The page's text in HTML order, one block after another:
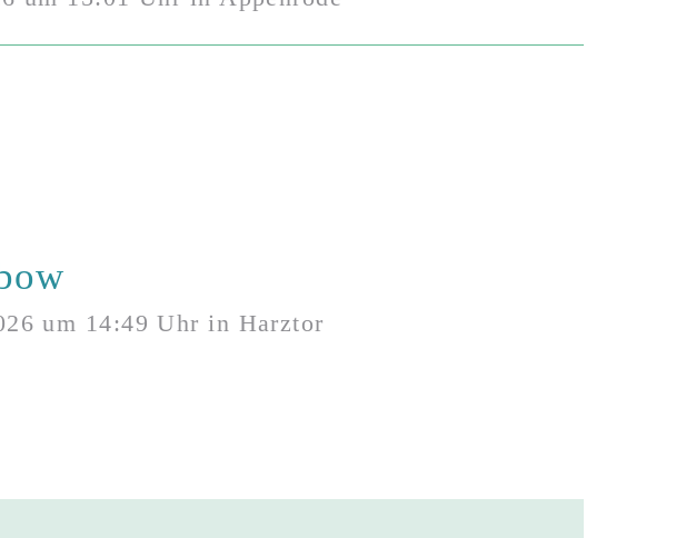
um 14:49 Uhr in Harztor
Seite